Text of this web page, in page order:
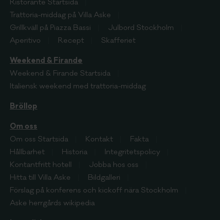
Ristorante Startsida
Trattoria-middag på Villa Aske
Grillkväll på Piazza Bassi
Julbord Stockholm
Aperitivo
Recept Skafferiet
Weekend & Firande
Weekend & Firande Startsida
Italiensk weekend med trattoria-middag
Bröllop
Om oss
Om oss Startsida Kontakt
Fakta
Hållbarhet
Historia
Integritetspolicy
Kontantfritt hotell
Jobba hos oss
Hitta till Villa Aske
Bildgalleri
Förslag på konferens och kickoff nära Stockholm
Aske herrgårds wikipedia